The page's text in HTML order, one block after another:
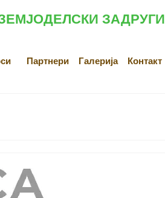
ЗАДРУГИ
Партнери Галерија Контакт